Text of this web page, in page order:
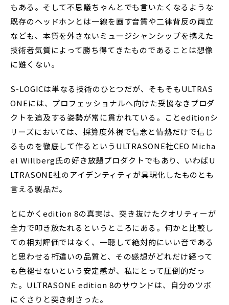
もある。そして不思議ちゃんとでも言いたくなるような
既存のヘッドホンとは一線を画す音質や二律背反の両立
なども、本質を外さないミュージシャンシップを携えた
技術者気質によって勝ち得てきたものであることは想像
に難くない。
S-LOGICは単なる技術のひとつだが、そもそもULTRAS
ONEには、プロフェッショナルへ向けた妥協なきプロダ
クトを追及する姿勢が常に貫かれている。ことeditionシ
リーズにおいては、採算度外視で信念と情熱だけで信じ
るものを徹底して作るというULTRASONE社CEO Micha
el Willberg氏の好き放題プロダクトでもあり、いわばU
LTRASONE社のアイデンティティが具現化したものとも
言える製品だ。
とにかくedition 8の真実は、突き抜けたクオリティーが
全力で叩き放たれるというところにある。何かと比較し
ての相対評価ではなく、一聴して絶対的にいい音である
と思わせる桁違いの品質と、その感想がどれだけ経って
も色褪せないという安定感が、私にとって圧倒的だっ
た。ULTRASONE edition 8のサウンドは、自分のツボ
にぐさりと突き刺さった。